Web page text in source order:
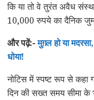
कि या तो वे तुरंत अवैध
10,000 रुपये का दैनिक
और पढ़ें:-मुग़ल हो या
धोया!
नोटिस में स्पष्ट रूप से कहा
दिन की सख्त समय सीमा के